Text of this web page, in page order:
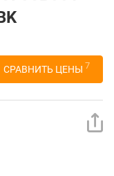
СРАВНИТЬ ЦЕНЫ 7